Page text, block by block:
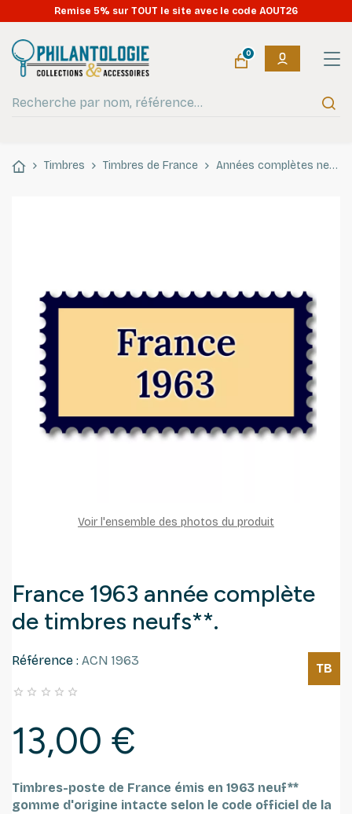
Remise 5% sur TOUT le site avec le code AOUT26
0
Timbres Timbres de France Années complètes neufs
Voir l'ensemble des photos du produit
France 1963 année complète
de timbres neufs**.
Référence : ACN 1963
TB
    
13,00 €
Timbres-poste de France émis en 1963 neuf**
gomme d'origine intacte selon le code officiel de la